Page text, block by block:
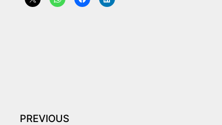
Continue
PREVIOUS